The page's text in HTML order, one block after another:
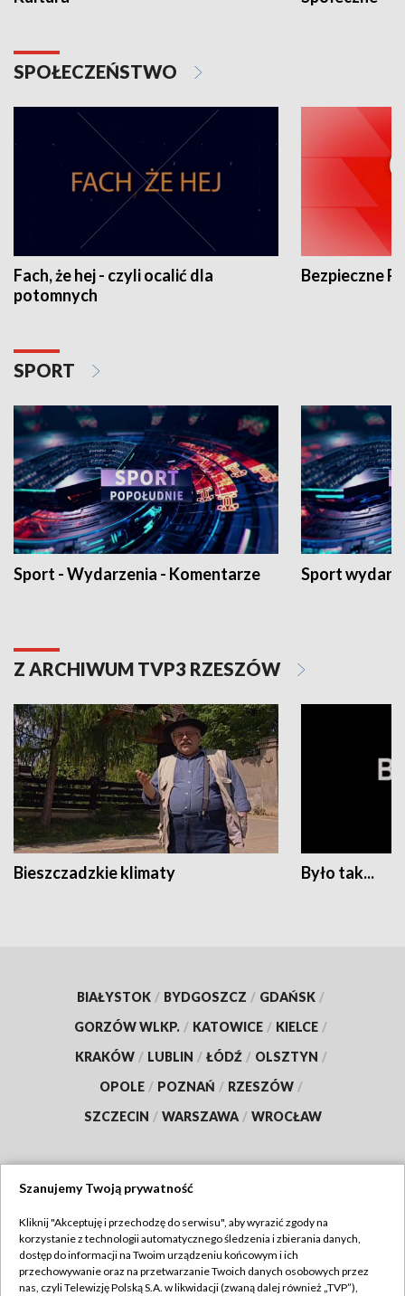
SPOŁECZEŃSTWO
Fach, że hej - czyli ocalić dla
potomnych
Bezpieczne
SPORT
Sport - Wydarzenia - Komentarze Sport
Z ARCHIWUM TVP3 RZESZÓW
Bieszczadzkie klimaty Było tak...
BIAŁYSTOK / BYDGOSZCZ / GDAŃSK /
GORZÓW WLKP. / KATOWICE / KIELCE /
KRAKÓW / LUBLIN / ŁÓDŹ / OLSZTYN /
OPOLE / POZNAŃ / RZESZÓW /
SZCZECIN / WARSZAWA / WROCŁAW
TVP
Abonament TVP
Regulamin TVP
Szanujemy Twoją prywatność
Kliknij "Akceptuję i przechodzę do serwisu", aby wyrazić zgody na
korzystanie z technologii automatycznego śledzenia i zbierania danych,
dostęp do informacji na Twoim urządzeniu końcowym i ich
przechowywanie oraz na przetwarzanie Twoich danych osobowych przez
nas, czyli Telewizję Polską S.A. w likwidacji (zwaną dalej również „TVP”),